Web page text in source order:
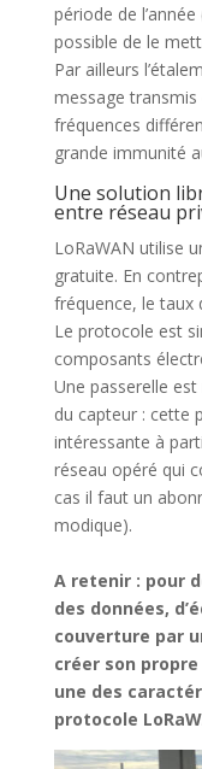
période de
possible de le
Par ailleurs
message
fréquences
grande immunité
Une solution
entre réseau
LoRaWAN utilise
gratuite. En
fréquence, le taux
Le protocole est
composants
Une passerelle
du capteur : cette
intéressante à
réseau opéré qui
cas il faut un
modique).
A retenir : pour
des données,
couverture par
créer son propre
une des
protocole